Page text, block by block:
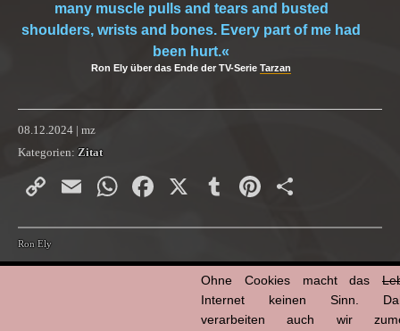
many muscle pulls and tears and busted
shoulders, wrists and bones. Every part of me had
been hurt.«
Ron Ely über das Ende der TV-Serie Tarzan
08.12.2024 | mz
Kategorien: Zitat
CopyEmailWhatsApp
Facebook
X TumblrPinterest
Ron Ely
Ohne Cookies macht das
Internet keinen Sinn.
verarbeiten auch wir